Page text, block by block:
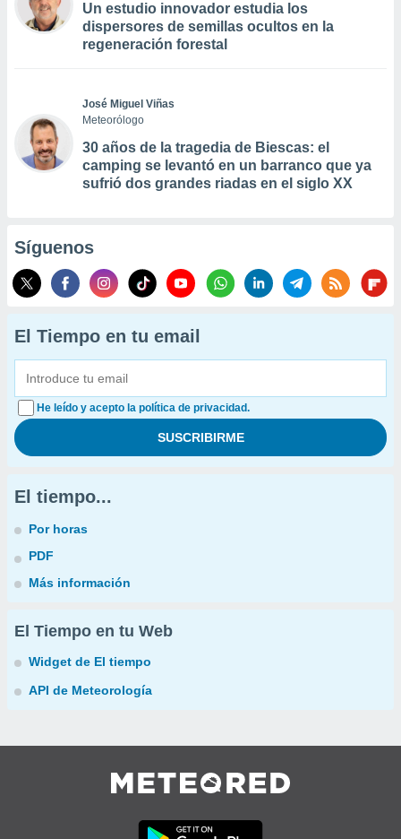
Un estudio innovador estudia los
dispersores de semillas ocultos en la
regeneración forestal
José Miguel Viñas
Meteorólogo
30 años de la tragedia de Biescas: el
camping se levantó en un barranco que ya
sufrió dos grandes riadas en el siglo XX
Síguenos
El Tiempo en tu email
He leído y acepto la política de privacidad.
El tiempo...
Por horas
PDF
Más información
El Tiempo en tu Web
Widget de El tiempo
API de Meteorología